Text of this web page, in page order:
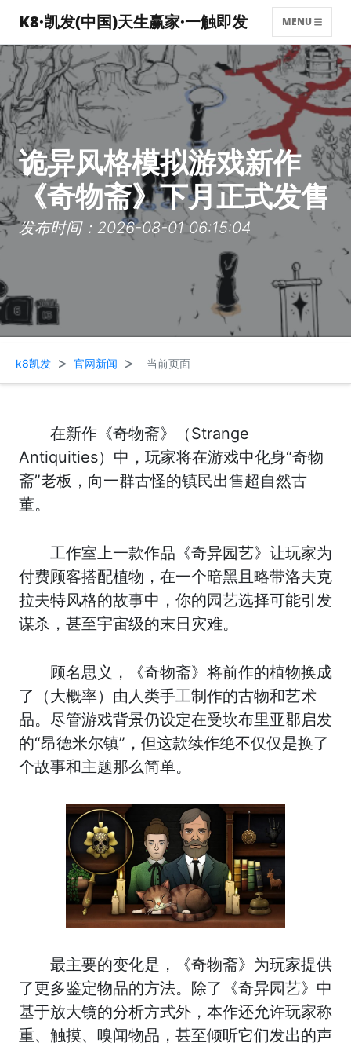
K8·凯发(中国)天生赢家·一触即发 MENU
诡异风格模拟游戏新作
《奇物斋》下月正式发售
发布时间：2026-08-01 06:15:04
k8凯发 > 官网新闻 > 当前页面
在新作《奇物斋》（Strange
Antiquities）中，玩家将在游戏中化身“奇物
斋”老板，向一群古怪的镇民出售超自然古
董。
工作室上一款作品《奇异园艺》让玩家为
付费顾客搭配植物，在一个暗黑且略带洛夫克
拉夫特风格的故事中，你的园艺选择可能引发
谋杀，甚至宇宙级的末日灾难。
顾名思义，《奇物斋》将前作的植物换成
了（大概率）由人类手工制作的古物和艺术
品。尽管游戏背景仍设定在受坎布里亚郡启发
的“昂德米尔镇”，但这款续作绝不仅仅是换了
个故事和主题那么简单。
最主要的变化是，《奇物斋》为玩家提供
了更多鉴定物品的方法。除了《奇异园艺》中
基于放大镜的分析方式外，本作还允许玩家称
重、触摸、嗅闻物品，甚至倾听它们发出的声